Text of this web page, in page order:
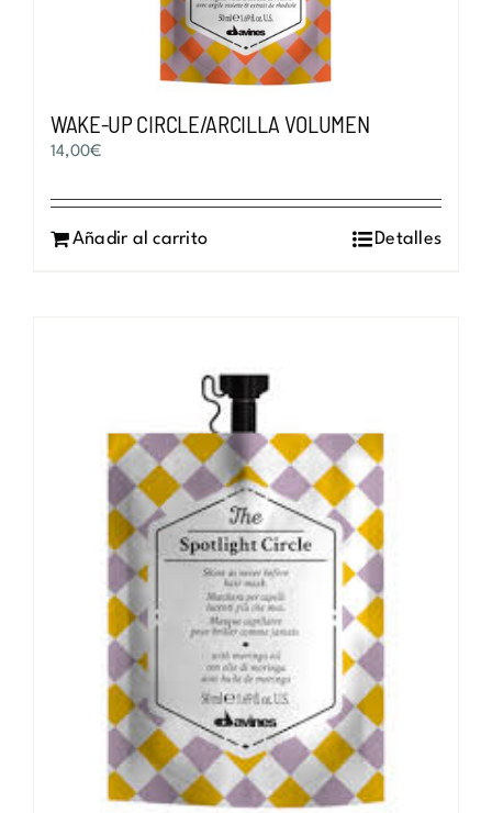
WAKE-UP CIRCLE/ARCILLA VOLUMEN
14,00€
Añadir al carrito Detalles